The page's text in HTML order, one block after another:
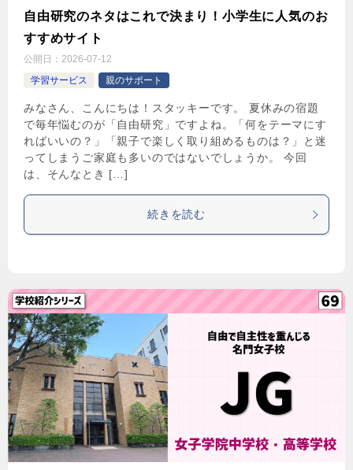
自由研究のネタはこれで決まり！小学生に人気のお
すすめサイト
公開日： 2026-07-12
学習サービス
親のサポート
みなさん、こんにちは！スタッキーです。 夏休みの宿題
で毎年悩むのが「自由研究」ですよね。「何をテーマにす
ればいいの？」「親子で楽しく取り組めるものは？」と迷
ってしまうご家庭も多いのではないでしょうか。 今回
は、そんなとき […]
続きを読む